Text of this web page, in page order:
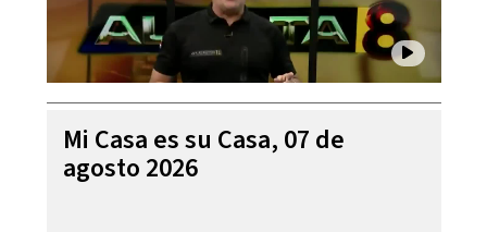
Mi Casa es su Casa, 07 de
agosto 2026